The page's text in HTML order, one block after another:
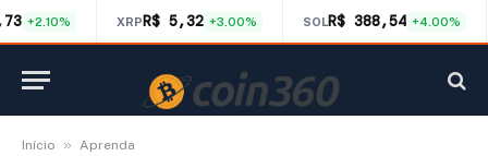
+2.10% XRPR$ 5,32 +3.00% SOLR$ 388,54 +4.00%
Início » Aprenda